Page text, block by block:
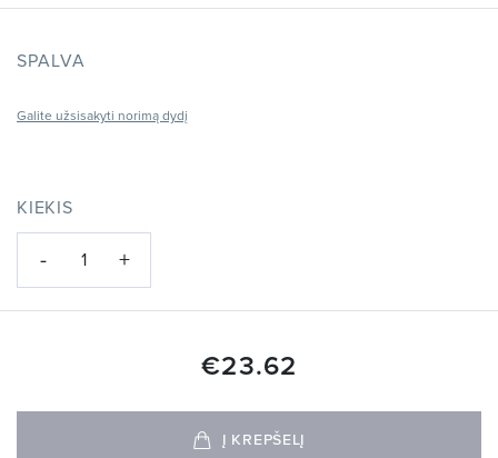
SPALVA
Galite užsisakyti norimą dydį
KIEKIS
- 1 +
€23.62
Į KREPŠELĮ